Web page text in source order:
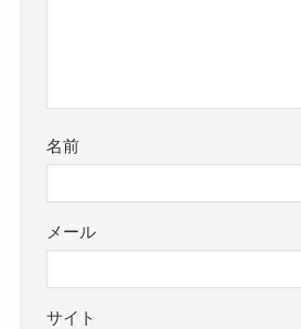
名前
メール
サイト